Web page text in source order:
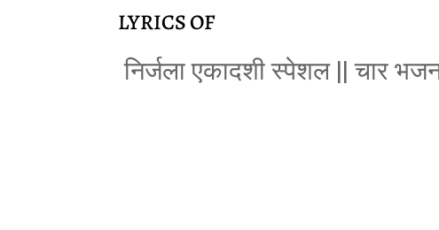
LYRICS OF
निर्जला एकादशी स्पेशल || चार